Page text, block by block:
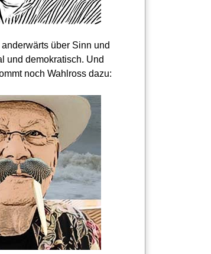
über Sinn und
und demokratisch. Und
noch Wahlross dazu: